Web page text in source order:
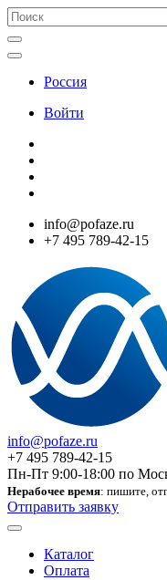
Россия
Войти
info@pofaze.ru
+7 495 789-42-15
info@pofaze.ru
+7 495 789-42-15
Пн-Пт 9:00-18:00 по
Нерабочее время: пишите,
Отправить заявку
Каталог
Оплата